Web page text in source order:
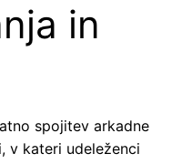
in
spojitev arkadne
v kateri udeleženci